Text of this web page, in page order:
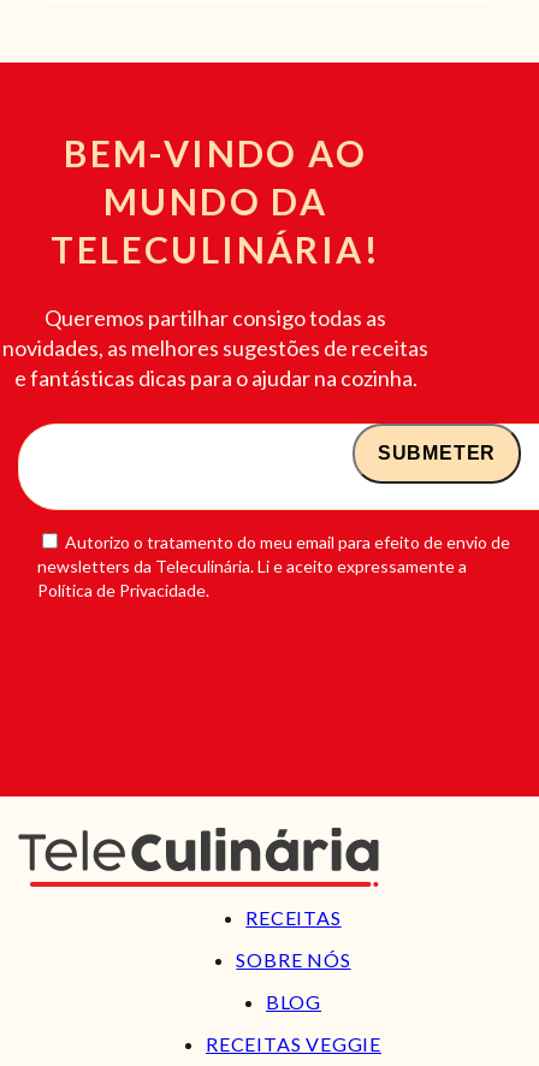
BEM-VINDO AO
MUNDO DA
TELECULINÁRIA!
Queremos partilhar consigo todas as
novidades, as melhores sugestões de receitas
e fantásticas dicas para o ajudar na cozinha.
Autorizo o tratamento do meu email para efeito de envio de
newsletters da Teleculinária. Li e aceito expressamente a
Política de Privacidade.
RECEITAS
SOBRE NÓS
BLOG
RECEITAS VEGGIE